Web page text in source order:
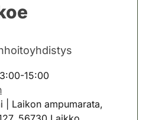
15:00
| Laikon ampumarata,